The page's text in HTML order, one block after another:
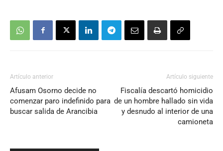
Artículo anterior
Afusam Osorno decide no
comenzar paro indefinido para
buscar salida de Arancibia
Artículo siguiente
Fiscalía descartó homicidio
de un hombre hallado sin vida
y desnudo al interior de una
camioneta